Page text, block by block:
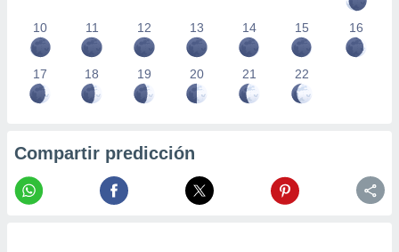
10 11 12 13 14 15 16
17 18 19 20 21 22
Compartir predicción